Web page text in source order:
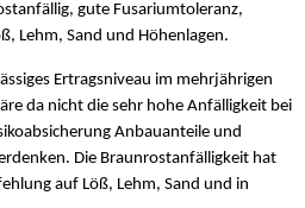
gute Fusariumtoleranz,
Lehm, Sand und Höhenlagen.
Ertragsniveau im mehrjährigen
da nicht die sehr hohe Anfälligkeit bei
Anbauanteile und
Die Braunrostanfälligkeit hat
auf Löß, Lehm, Sand und in